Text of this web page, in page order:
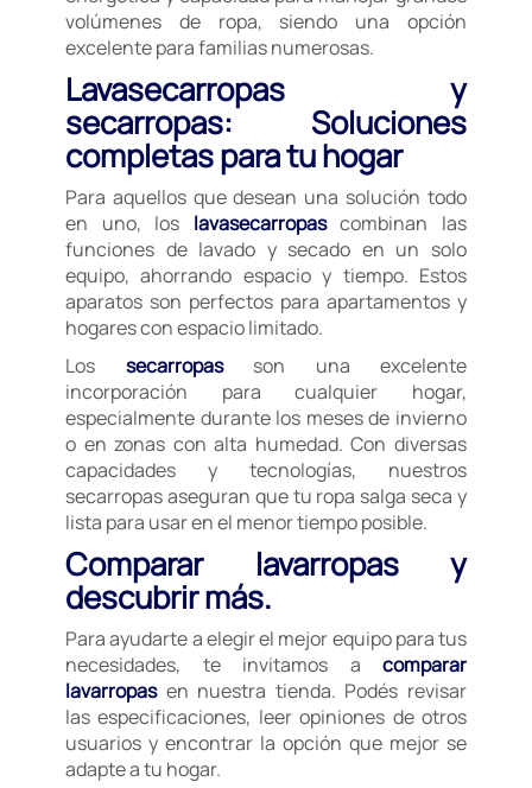
volúmenes de ropa, siendo una opción
excelente para familias numerosas.
Lavasecarropas y
secarropas: Soluciones
completas para tu hogar
Para aquellos que desean una solución todo
en uno, los lavasecarropascombinan las
funciones de lavado y secado en un solo
equipo, ahorrando espacio y tiempo. Estos
aparatos son perfectos para apartamentos y
hogares con espacio limitado.
Los secarropasson una excelente
incorporación para cualquier hogar,
especialmente durante los meses de invierno
o en zonas con alta humedad. Con diversas
capacidades y tecnologías, nuestros
secarropas aseguran que tu ropa salga seca y
lista para usar en el menor tiempo posible.
Comparar lavarropas y
descubrir más.
Para ayudarte a elegir el mejor equipo para tus
necesidades, te invitamos a comparar
lavarropasen nuestra tienda. Podés revisar
las especificaciones, leer opiniones de otros
usuarios y encontrar la opción que mejor se
adapte a tu hogar.